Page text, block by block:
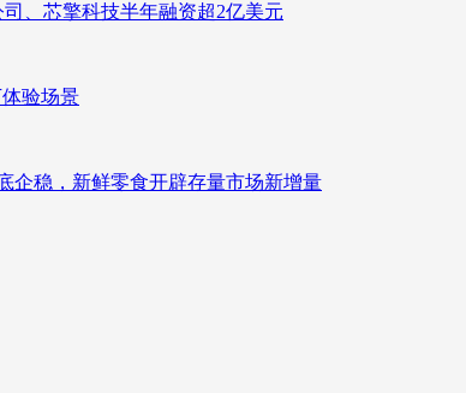
、芯擎科技半年融资超2亿美元
验场景
企稳，新鲜零食开辟存量市场新增量